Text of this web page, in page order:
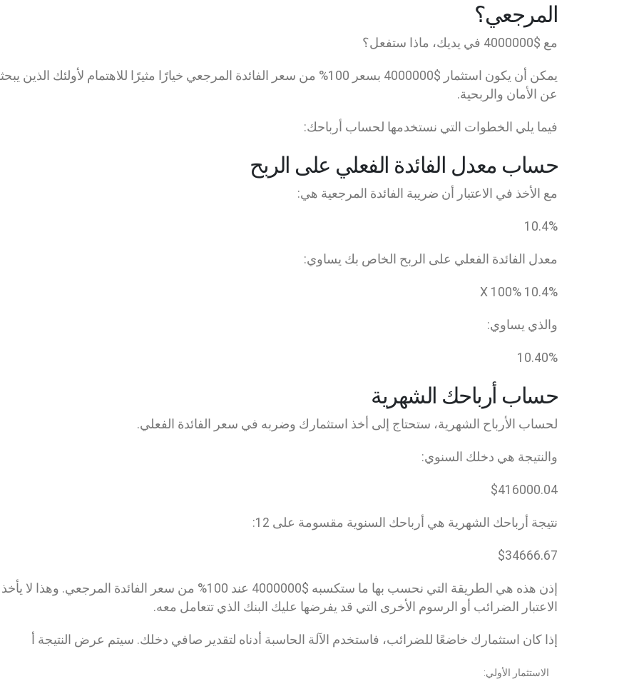
المرجعي؟
مع $4000000 في يديك، ماذا ستفعل؟
يمكن أن يكون استثمار $4000000 بسعر 100% من سعر الفائدة المرجعي خيارًا مثيرًا للاهتمام لأولئك الذين
عن الأمان والربحية.
فيما يلي الخطوات التي نستخدمها لحساب أرباحك:
حساب معدل الفائدة الفعلي على الربح
مع الأخذ في الاعتبار أن ضريبة الفائدة المرجعية هي:
10.4%
معدل الفائدة الفعلي على الربح الخاص بك يساوي:
10.4% X
100%
والذي يساوي:
10.40%
حساب أرباحك الشهرية
لحساب الأرباح الشهرية، ستحتاج إلى أخذ استثمارك وضربه في سعر الفائدة الفعلي.
والنتيجة هي دخلك السنوي:
$416000.04
نتيجة أرباحك الشهرية هي أرباحك السنوية مقسومة على 12:
$34666.67
إذن هذه هي الطريقة التي نحسب بها ما ستكسبه $4000000 عند 100% من سعر الفائدة المرجعي. وهذا
الاعتبار الضرائب أو الرسوم الأخرى التي قد يفرضها عليك البنك الذي تتعامل معه.
إذا كان استثمارك خاضعًا للضرائب، فاستخدم الآلة الحاسبة أدناه لتقدير صافي دخلك. سيتم عرض النتيجة أ
الاستثمار الأولي: